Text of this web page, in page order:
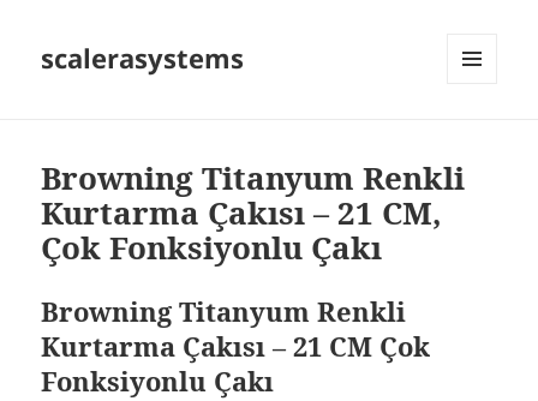
scalerasystems
Browning Titanyum Renkli
Kurtarma Çakısı – 21 CM,
Çok Fonksiyonlu Çakı
Browning Titanyum Renkli
Kurtarma Çakısı – 21 CM Çok
Fonksiyonlu Çakı